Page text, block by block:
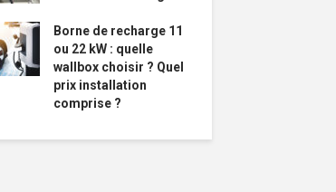
Borne de recharge 11
ou 22 kW : quelle
wallbox choisir ? Quel
prix installation
comprise ?